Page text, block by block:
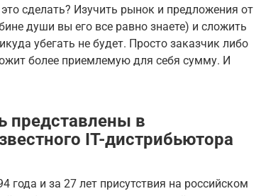
сделать? Изучить рынок и предложения от
души вы его все равно знаете) и сложить
убегать не будет. Просто заказчик либо
более приемлемую для себя сумму. И
представлены в
IT-дистрибьютора
года и за 27 лет присутствия на российском